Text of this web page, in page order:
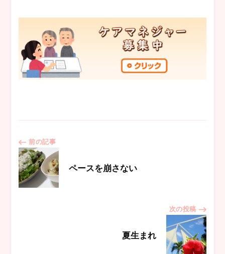
投
稿
ナ
前の記事
ペースを崩さない
次の投稿
夏生まれ